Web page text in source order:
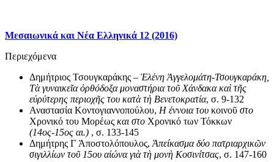
Μεσαιωνικά και Νέα Ελληνικά 12 (2016)
Περιεχόμενα
Δημήτριος Τσουγκαράκης – Ἑλένη Ἀγγελομάτη-Τσουγκαράκη,
Τὰγυναικεῖαὀρθόδοξα μοναστήρια τοῦΧάνδακα καὶ τῆς
εὐρύτερης περιοχῆς του κατὰτὴ Βενετοκρατία, σ. 9-132
Αναστασία Κοντογιαννοπούλου, Η έννοια του κοινοῦ στο
Χρονικό του Μορέως και στο Χρονικό των Τόκκων
(14ος-15ος αι.) , σ. 133-145
Δημήτρης Γ Ἀποστολόπουλος, Ἀπείκασμα δύο πατριαρχικῶν
σιγιλλίων τοῦ15ου αἰώνα γιὰτὴ μονὴ Κοσινίτσας, σ. 147-160